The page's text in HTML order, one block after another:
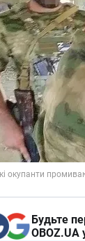
Будьте
OBOZ.UA